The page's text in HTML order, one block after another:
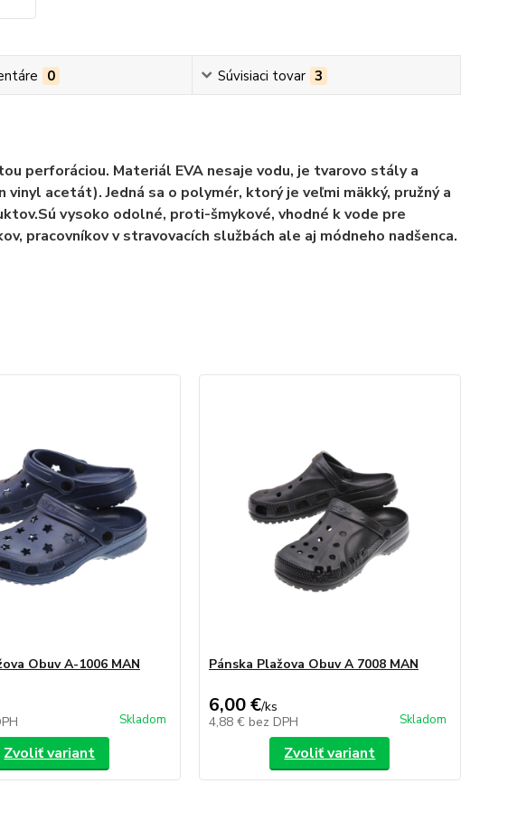
0 Súvisiaci tovar 3
perforáciou. Materiál EVA nesaje vodu, je tvarovo stály a
acetát). Jedná sa o polymér, ktorý je veľmi mäkký, pružný a
vysoko odolné, proti-šmykové, vhodné k vode pre
pracovníkov v stravovacích službách ale aj módneho nadšenca.
Obuv A-1006 MAN
Skladom
Zvoliť variant
Pánska Plažova Obuv A 7008 MAN
6,00 €/ks
4,88 € bez DPH Skladom
Zvoliť variant